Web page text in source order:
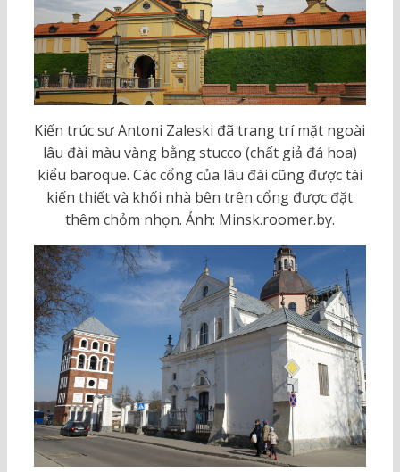
Kiến trúc sư Antoni Zaleski đã trang trí mặt ngoài
lâu đài màu vàng bằng stucco (chất giả đá hoa)
kiểu baroque. Các cổng của lâu đài cũng được tái
kiến thiết và khối nhà bên trên cổng được đặt
thêm chỏm nhọn. Ảnh: Minsk.roomer.by.